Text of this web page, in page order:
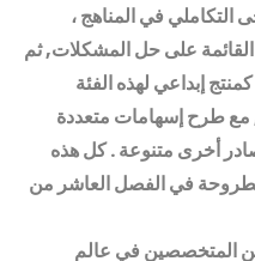
التكاملي في المناهج ،
على حل المشكلات, ثم
إبداعي لهذه الفئة
, مع طرح إسهامات متعددة
أخرى متنوعة . كل هذه
في الفصل العاشر من
المتخصصين في عالم